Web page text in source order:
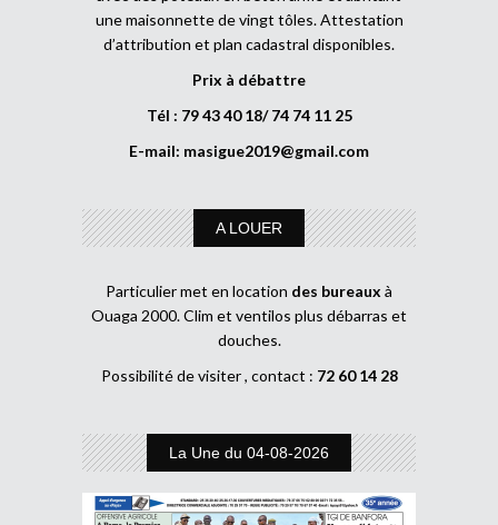
une maisonnette de vingt tôles. Attestation
d’attribution et plan cadastral disponibles.
Prix à débattre
Tél : 79 43 40 18/ 74 74 11 25
E-mail: masigue2019@gmail.com
A LOUER
Particulier met en location des bureaux à
Ouaga 2000. Clim et ventilos plus débarras et
douches.
Possibilité de visiter , contact : 72 60 14 28
La Une du 04-08-2026